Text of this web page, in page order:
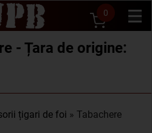
0
- Țara de origine:
țigari de foi » Tabachere